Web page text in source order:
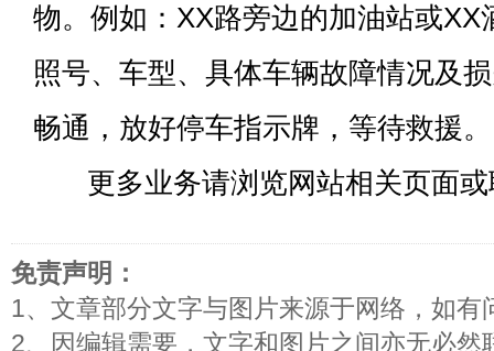
物。例如：XX路旁边的加油站或
照号、车型、具体车辆故障情况及
畅通，放好停车指示牌，等待救援。
更多业务请浏览网站相关页
免责声明：
1、文章部分文字与图片来源于网络，如有
2、因编辑需要，文字和图片之间亦无必